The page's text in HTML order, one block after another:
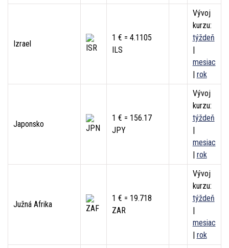
Izrael
1 € = 4.1105
ILS
Vývoj
kurzu:
týždeň
|
mesiac
| rok
Japonsko
1 € = 156.17
JPY
Vývoj
kurzu:
týždeň
|
mesiac
| rok
Južná Afrika
1 € = 19.718
ZAR
Vývoj
kurzu:
týždeň
|
mesiac
| rok